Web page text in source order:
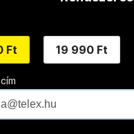
Ft 19 990 Ft